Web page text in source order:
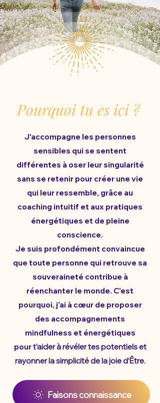
Pourquoi tu es ici ?
J'accompagne les personnes
sensibles qui se sentent
différentes à oser leur singularité
sans se retenir pour créer une vie
qui leur ressemble, grâce au
coaching intuitif et aux pratiques
énergétiques et de pleine
conscience.
Je suis profondément convaincue
que toute personne qui retrouve sa
souveraineté contribue à
réenchanter le monde. C'est
pourquoi, j'ai à cœur de proposer
des accompagnements
mindfulness et énergétiques
pourt’aider à révéler tes potentiels et
rayonner la simplicité de la joie d’Être.
Faisons connaissance